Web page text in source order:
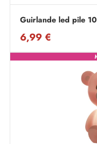
Guirlande led pile
6,99 €